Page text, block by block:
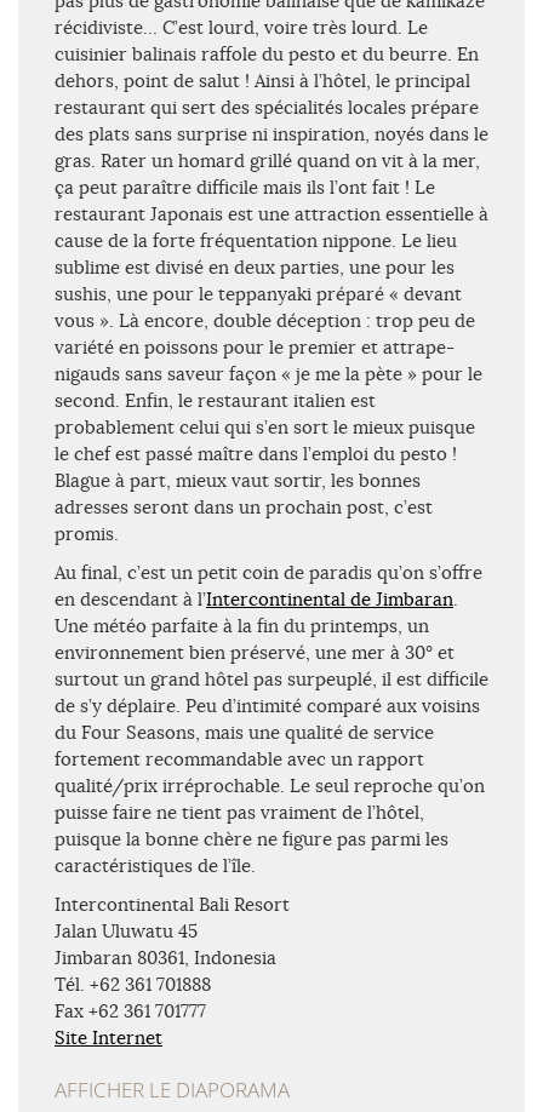
récidiviste… C’est lourd, voire très lourd. Le
cuisinier balinais raffole du pesto et du beurre. En
dehors, point de salut ! Ainsi à l’hôtel, le principal
restaurant qui sert des spécialités locales prépare
des plats sans surprise ni inspiration, noyés dans le
gras. Rater un homard grillé quand on vit à la mer,
ça peut paraître difficile mais ils l’ont fait ! Le
restaurant Japonais est une attraction essentielle à
cause de la forte fréquentation nippone. Le lieu
sublime est divisé en deux parties, une pour les
sushis, une pour le teppanyaki préparé « devant
vous ». Là encore, double déception : trop peu de
variété en poissons pour le premier et attrape-
nigauds sans saveur façon « je me la pète » pour le
second. Enfin, le restaurant italien est
probablement celui qui s’en sort le mieux puisque
le chef est passé maître dans l’emploi du pesto !
Blague à part, mieux vaut sortir, les bonnes
adresses seront dans un prochain post, c’est
promis.
Au final, c’est un petit coin de paradis qu’on s’offre
en descendant à l’Intercontinental de Jimbaran.
Une météo parfaite à la fin du printemps, un
environnement bien préservé, une mer à 30° et
surtout un grand hôtel pas surpeuplé, il est difficile
de s’y déplaire. Peu d’intimité comparé aux voisins
du Four Seasons, mais une qualité de service
fortement recommandable avec un rapport
qualité/prix irréprochable. Le seul reproche qu’on
puisse faire ne tient pas vraiment de l’hôtel,
puisque la bonne chère ne figure pas parmi les
caractéristiques de l’île.
Intercontinental Bali Resort
Jalan Uluwatu 45
Jimbaran 80361, Indonesia
Tél. +62 361 701888
Fax +62 361 701777
Site Internet
AFFICHER LE DIAPORAMA